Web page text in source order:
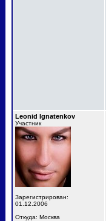
Leonid Ignatenkov
Участник
Зарегистрирован:
01.12.2006
Откуда: Москва